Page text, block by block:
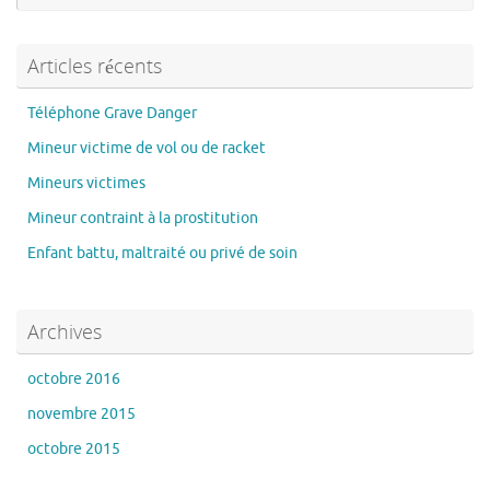
Articles récents
Téléphone Grave Danger
Mineur victime de vol ou de racket
Mineurs victimes
Mineur contraint à la prostitution
Enfant battu, maltraité ou privé de soin
Archives
octobre 2016
novembre 2015
octobre 2015